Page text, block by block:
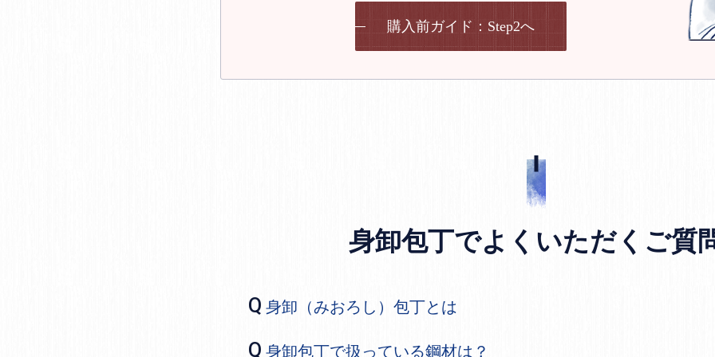
購入前ガイド：Step2へ
身卸包丁でよくいただくご質
身卸（みおろし）包丁とは
身卸包丁で扱っている鋼材は？